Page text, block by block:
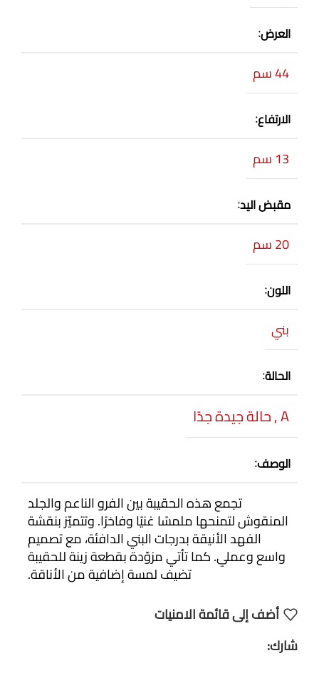
العرض
44 سم
الارتفاع
13 سم
مقبض اليد
20 سم
اللون
بني
الحالة
A
,حالة جيدة جدًا
الوصف
تجمع هذه الحقيبة بين الفرو الناعم والجلد
المنقوش لتمنحها ملمسًا غنيًا وفاخرًا. وتتميّز بنقشة
الفهد الأنيقة بدرجات البني الدافئة، مع تصميم
واسع وعملي. كما تأتي مزوّدة بقطعة زينة للحقيبة
تضيف لمسة إضافية من الأناقة.
أضف إلى قائمة الامنيات
شارك: